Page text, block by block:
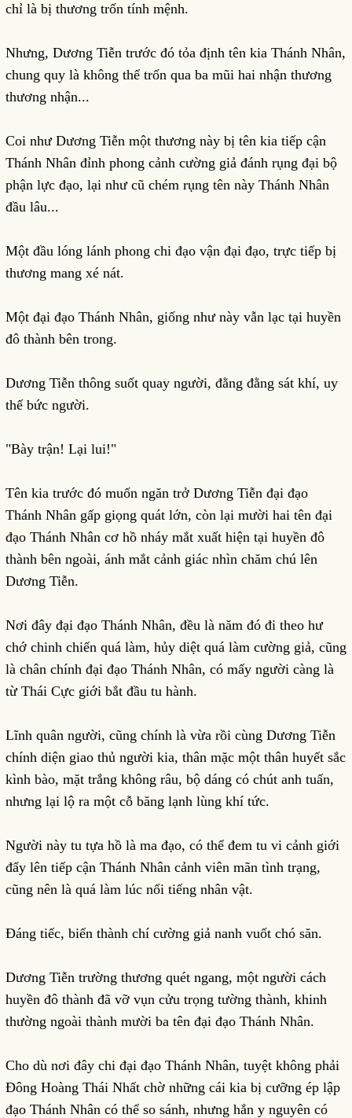
chỉ là bị thương trốn tính mệnh.
Nhưng, Dương Tiễn trước đó tỏa định tên kia Thánh Nhân,
chung quy là không thể trốn qua ba mũi hai nhận thương
thương nhận...
Coi như Dương Tiễn một thương này bị tên kia tiếp cận
Thánh Nhân đỉnh phong cảnh cường giả đánh rụng đại bộ
phận lực đạo, lại như cũ chém rụng tên này Thánh Nhân
đầu lâu...
Một đầu lóng lánh phong chi đạo vận đại đạo, trực tiếp bị
thương mang xé nát.
Một đại đạo Thánh Nhân, giống như này vẫn lạc tại huyền
đô thành bên trong.
Dương Tiễn thông suốt quay người, đằng đằng sát khí, uy
thế bức người.
"Bày trận! Lại lui!"
Tên kia trước đó muốn ngăn trở Dương Tiễn đại đạo
Thánh Nhân gấp giọng quát lớn, còn lại mười hai tên đại
đạo Thánh Nhân cơ hồ nháy mắt xuất hiện tại huyền đô
thành bên ngoài, ánh mắt cảnh giác nhìn chăm chú lên
Dương Tiễn.
Nơi đây đại đạo Thánh Nhân, đều là năm đó đi theo hư
chớ chinh chiến quá làm, hủy diệt quá làm cường giả, cũng
là chân chính đại đạo Thánh Nhân, có mấy người càng là
từ Thái Cực giới bắt đầu tu hành.
Lĩnh quân người, cũng chính là vừa rồi cùng Dương Tiễn
chính diện giao thủ người kia, thân mặc một thân huyết sắc
kình bào, mặt trắng không râu, bộ dáng có chút anh tuấn,
nhưng lại lộ ra một cỗ băng lạnh lùng khí tức.
Người này tu tựa hồ là ma đạo, có thể đem tu vi cảnh giới
đẩy lên tiếp cận Thánh Nhân cảnh viên mãn tình trạng,
cũng nên là quá làm lúc nổi tiếng nhân vật.
Đáng tiếc, biến thành chí cường giả nanh vuốt chó săn.
Dương Tiễn trường thương quét ngang, một người cách
huyền đô thành đã vỡ vụn cửu trọng tường thành, khinh
thường ngoài thành mười ba tên đại đạo Thánh Nhân.
Cho dù nơi đây chi đại đạo Thánh Nhân, tuyệt không phải
Đông Hoàng Thái Nhất chờ những cái kia bị cưỡng ép lập
đạo Thánh Nhân có thể so sánh, nhưng hắn y nguyên có